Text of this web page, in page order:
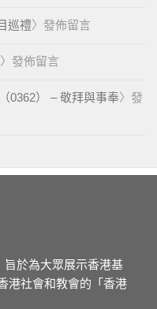
巡禮〉發佈留言
〉發佈留言
0362） – 敬拜與事奉〉發
旨於為大眾展示香港基
港社會和教會的「香港